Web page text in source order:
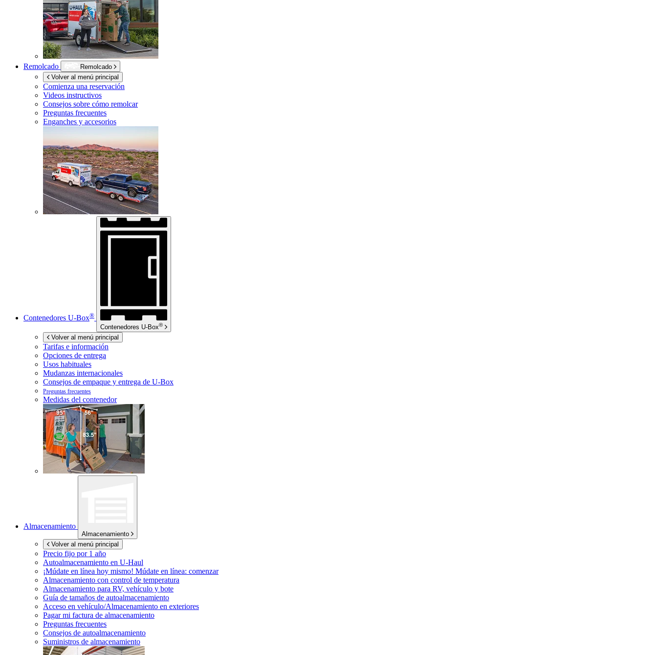
Remolcado
Remolcado
Volver al menú principal
Comienza una reservación
Videos instructivos
Consejos sobre cómo remolcar
Preguntas frecuentes
Enganches y accesorios
Contenedores U-Box®
Contenedores U-Box®
Volver al menú principal
Tarifas e información
Opciones de entrega
Usos habituales
Mudanzas internacionales
Consejos de empaque y entrega de U-Box
Preguntas frecuentes
Medidas del contenedor
Almacenamiento
Almacenamiento
Volver al menú principal
Precio fijo por 1 año
Autoalmacenamiento en U-Haul
¡Múdate en línea hoy mismo! Múdate en línea: comenzar
Almacenamiento con control de temperatura
Almacenamiento para RV, vehículo y bote
Guía de tamaños de autoalmacenamiento
Acceso en vehículo/Almacenamiento en exteriores
Pagar mi factura de almacenamiento
Preguntas frecuentes
Consejos de autoalmacenamiento
Suministros de almacenamiento